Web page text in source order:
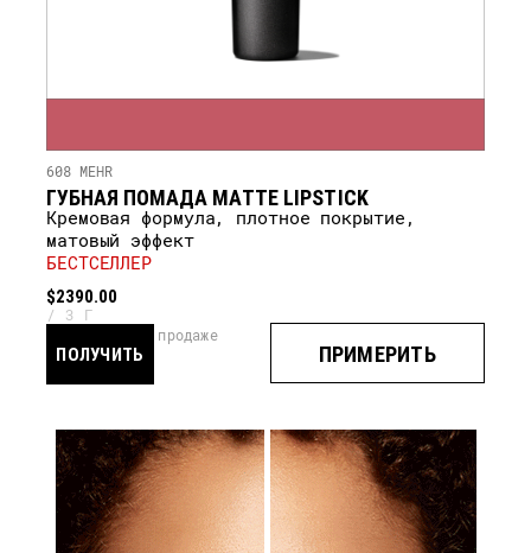
608 MEHR
ГУБНАЯ ПОМАДА MATTE LIPSTICK
Кремовая формула, плотное покрытие,
матовый эффект
БЕСТСЕЛЛЕР
$2390.00
3 Г
ПРИМЕРИТЬ
ПОЛУЧИТЬ
скоро в продаже